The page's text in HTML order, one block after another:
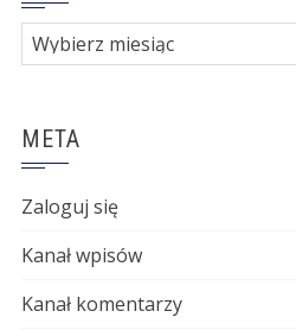
Archiwa
META
Zaloguj się
Kanał wpisów
Kanał komentarzy